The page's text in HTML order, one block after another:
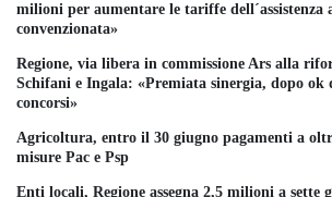
milioni per aumentare le tariffe dell´assistenza
convenzionata»
Regione, via libera in commissione Ars alla
Schifani e Ingala: «Premiata sinergia, dopo ok
concorsi»
Agricoltura, entro il 30 giugno pagamenti a
misure Pac e Psp
Enti locali, Regione assegna 2,5 milioni a sette